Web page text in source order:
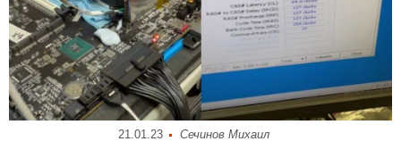
21.01.23 Сечинов Михаил